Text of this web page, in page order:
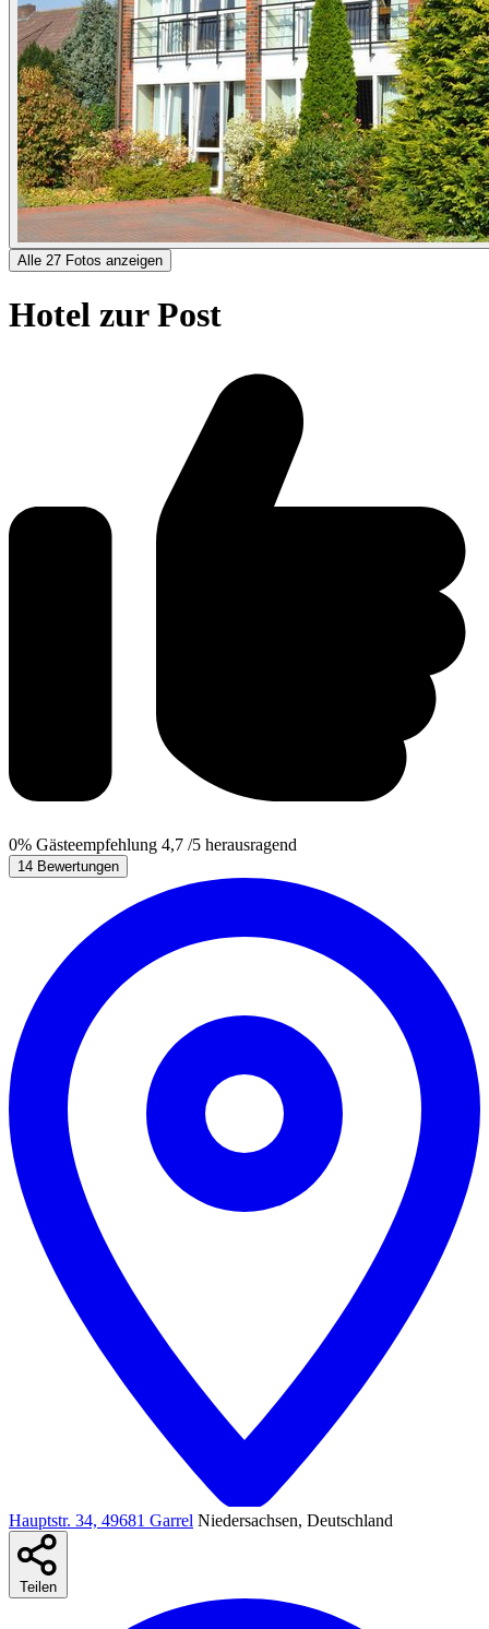
Alle 27 Fotos anzeigen
Hotel zur Post
0% Gästeempfehlung 4,7 /5 herausragend
14 Bewertungen
Hauptstr. 34, 49681 Garrel Niedersachsen, Deutschland
Teilen